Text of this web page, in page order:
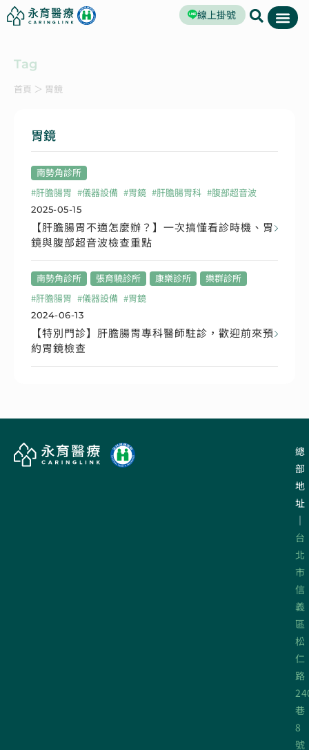
線上掛號
Tag
首頁 ＞ 胃鏡
胃鏡
南勢角診所
#肝膽腸胃 #儀器設備 #胃鏡 #肝膽腸胃科 #腹部超音波
2025-05-15
【肝膽腸胃不適怎麼辦？】一次搞懂看診時機、胃
鏡與腹部超音波檢查重點
南勢角診所 張育驍診所 康樂診所
樂群診所
#肝膽腸胃 #儀器設備 #胃鏡
2024-06-13
【特別門診】肝膽腸胃專科醫師駐診，歡迎前來預
約胃鏡檢查
總
部
地
址
｜
台
北
市
信
義
區
松
仁
路
巷
8
號